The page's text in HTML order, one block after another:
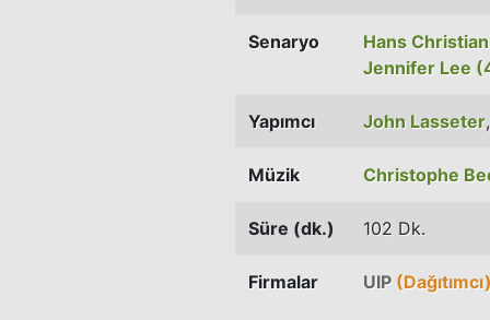
Senaryo
Hans
Jennifer Lee
Yapımcı John Lasseter
Müzik Christophe
Süre (dk.) 102 Dk.
Firmalar UIP